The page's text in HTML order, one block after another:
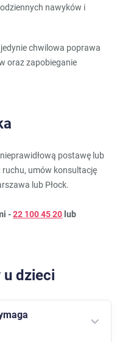
nawyków i
chwilowa poprawa
oraz zapobieganie
postawę lub
umów konsultację
lub Płock.
-22 100 45 20 lub
u dzieci